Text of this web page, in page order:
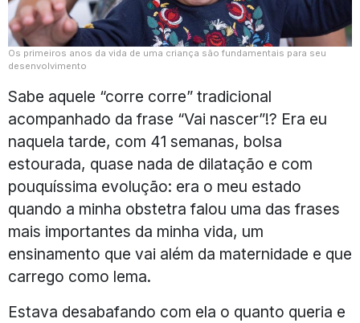
Os primeiros anos da vida de uma criança são fundamentais para seu
desenvolvimento
Sabe aquele “corre corre” tradicional
acompanhado da frase “Vai nascer”!? Era eu
naquela tarde, com 41 semanas, bolsa
estourada, quase nada de dilatação e com
pouquíssima evolução: era o meu estado
quando a minha obstetra falou uma das frases
mais importantes da minha vida, um
ensinamento que vai além da maternidade e que
carrego como lema.
Estava desabafando com ela o quanto queria e